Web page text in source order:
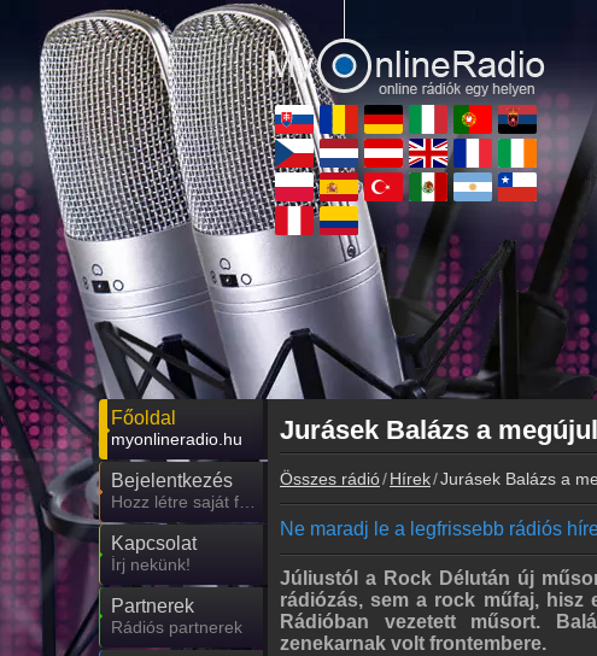
Főoldal
myonlineradio.hu
Bejelentkezés
Kapcsolat
Írj nekünk!
Partnerek
Rádiós partnerek
Jurásek Balázs a
Összes rádió Hírek Jurásek Balázs a
Ne maradj le a legfrissebb rádiós
Júliustól a Rock Délután új
rádiózás, sem a rock műfaj,
Rádióban vezetett műsort.
zenekarnak volt frontembere.